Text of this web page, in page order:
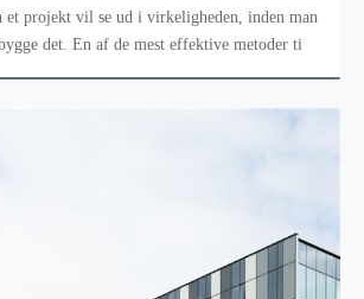
et projekt vil se ud i virkeligheden, inden man
det. En af de mest effektive metoder ti